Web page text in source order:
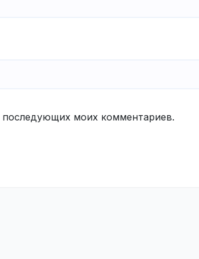
последующих моих комментариев.